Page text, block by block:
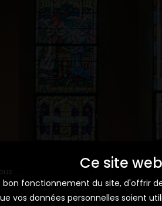
Ce site
fonctionnement du site, d'offrir
vos données personnelles soient